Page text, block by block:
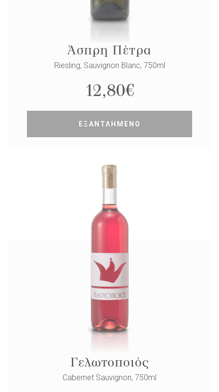
Άσπρη Πέτρα
Riesling, Sauvignon Blanc, 750ml
12,80€
ΕΞΑΝΤΛΗΜΕΝΟ
Γελωτοποιός
Cabernet Sauvignon, 750ml